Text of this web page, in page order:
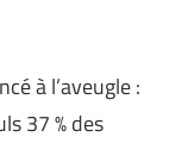
à l’aveugle :
37 % des